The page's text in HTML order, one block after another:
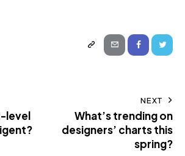
level
NEXT
What’s trending on
designers’ charts this
spring?